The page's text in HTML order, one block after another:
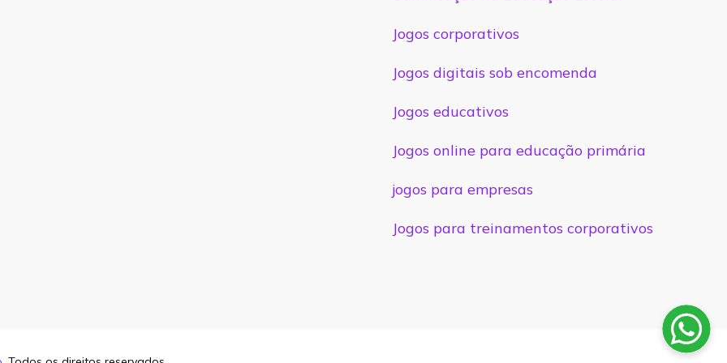
Jogos corporativos
Jogos digitais sob encomenda
Jogos educativos
Jogos online para educação primária
jogos para empresas
Jogos para treinamentos corporativos